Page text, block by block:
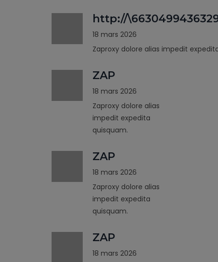
http://
18 mars 2026
Zaproxy dolore alias impedit
ZAP
18 mars 2026
Zaproxy dolore alias
impedit expedita
quisquam.
ZAP
18 mars 2026
Zaproxy dolore alias
impedit expedita
quisquam.
ZAP
18 mars 2026